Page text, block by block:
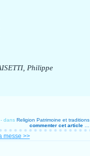
Philippe
- dans Religion Patrimoine et traditions
commenter cet article
messe >>